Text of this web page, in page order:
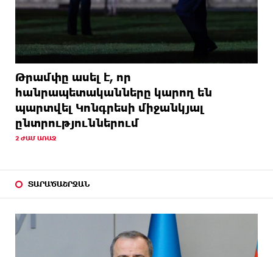
Թրամփը ասել է, որ
հանրապետականները կարող են
պարտվել Կոնգրեսի միջանկյալ
ընտրություններում
2 ԺԱՄ ԱՌԱՋ
ՏԱՐԱԾԱՇՐՋԱՆ